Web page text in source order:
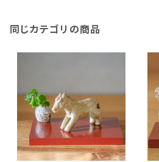
同じカテゴリの商品